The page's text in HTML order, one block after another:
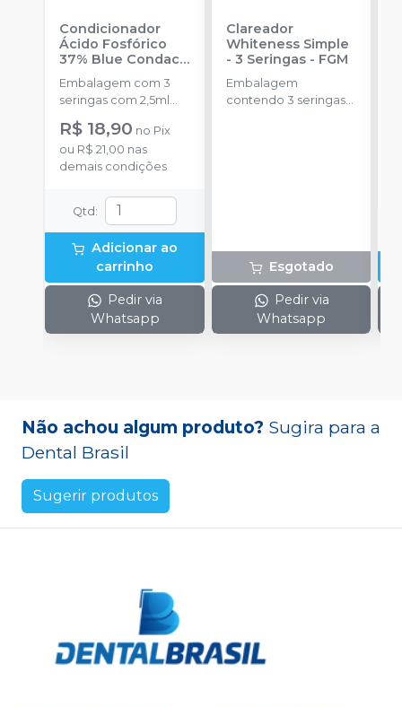
Condicionador
Ácido Fosfórico
37% Blue Condac-
FGM
Embalagem com 3
seringas com 2,5ml
cada uma e 3
ponteiras para
aplicação.
R$ 18,90 no Pix
ou R$ 21,00 nas
demais condições
Qtd :
Adicionar ao
carrinho
Pedir via
Whatsapp
Clareador
Whiteness Simple
- 3 Seringas- FGM
Embalagem
contendo 3 seringas
Esgotado
Pedir via
Whatsapp
Não achou algum produto? Sugira para a
Dental Brasil
Sugerir produtos